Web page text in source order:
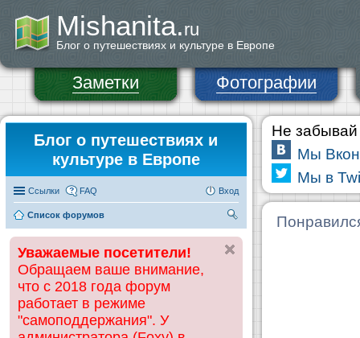
Mishanita.ru
Блог о путешествиях и культуре в Европе
Заметки Фотографии
Блог о путешествиях и
культуре в Европе
Ссылки FAQ Вход
Список форумов
ск
Уважаемые посетители!
Обращаем ваше внимание,
что с 2018 года форум
работает в режиме
"самоподдержания". У
Не забывай
Мы
Мы в